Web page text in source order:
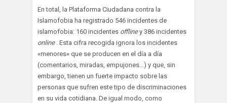
En total, la Plataforma Ciudadana contra la
Islamofobia ha registrado 546 incidentes de
islamofobia: 160 incidentes offliney 386 incidentes
online . Esta cifra recogida ignora los incidentes
«menores» que se producen en el día a día
(comentarios, miradas, empujones…) y que, sin
embargo, tienen un fuerte impacto sobre las
personas que sufren este tipo de discriminaciones
en su vida cotidiana. De igual modo, como